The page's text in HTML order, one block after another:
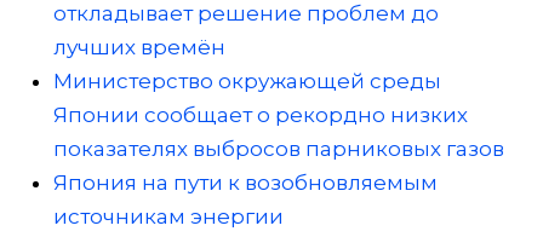
откладывает решение проблем до
лучших времён
Министерство окружающей среды
Японии сообщает о рекордно низких
показателях выбросов парниковых газов
Япония на пути к возобновляемым
источникам энергии